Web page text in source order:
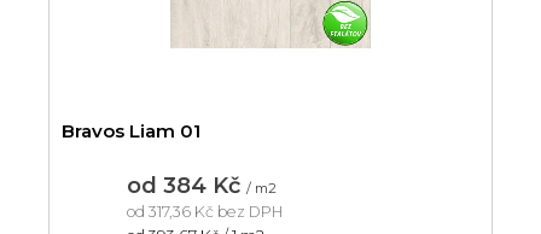
Bravos Liam 01
od 384 Kč / m2
od 317,36 Kč bez DPH